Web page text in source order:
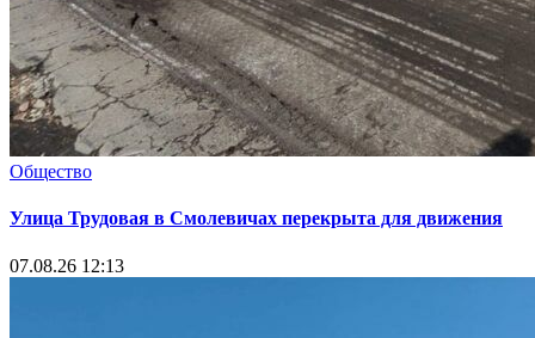
Общество
Улица Трудовая в Смолевичах перекрыта для движения
07.08.26 12:13